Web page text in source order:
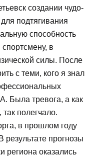
создании чудо-
подтягивания
способность
спортсмену, в
силы. После
с теми, кого я знал
Была тревога, а как
полегчало.
в прошлом году
прогнозы
региона оказались